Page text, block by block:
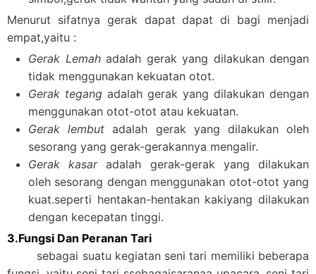
Menurut sifatnya gerak dapat dapat di bagi menjadi
empat,yaitu :
Gerak Lemahadalah gerak yang dilakukan dengan
tidak menggunakan kekuatan otot.
Gerak tegang adalah gerak yang dilakukan dengan
menggunakan otot-otot atau kekuatan.
Gerak lembut adalah gerak yang dilakukan oleh
sesorang yang gerak-gerakannya mengalir.
Gerak kasaradalah gerak-gerak yang dilakukan
oleh sesorang dengan menggunakan otot-otot yang
kuat.seperti hentakan-hentakan kakiyang dilakukan
dengan kecepatan tinggi.
3.Fungsi Dan Peranan Tari
sebagai suatu kegiatan seni tari memiliki beberapa